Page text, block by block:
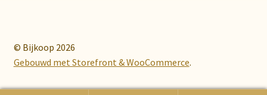
© Bijkoop 2026
Gebouwd met Storefront & WooCommerce.